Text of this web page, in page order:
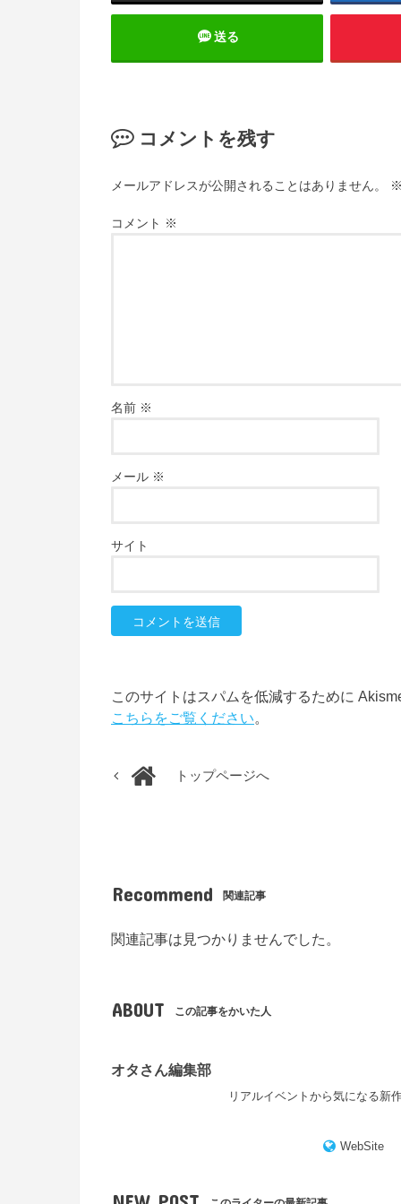
送る
コメントを残す
メールアドレスが公開されることはありません。
コメント ※
名前 ※
メール ※
サイト
このサイトはスパムを低減するために
こちらをご覧ください。
トップページへ
Recommend 関連記事
関連記事は見つかりませんでした。
ABOUT この記事をかいた人
オタさん編集部
リアルイベントから気になる新
WebSite